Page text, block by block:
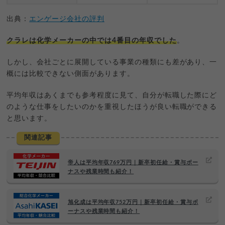
出典： エンゲージ会社の評判
クラレは化学メーカーの中では4番目の年収でした。
しかし、会社ごとに展開している事業の種類にも差があり、一
概には比較できない側面があります。
平均年収はあくまでも参考程度に見て、自分が転職した際にど
のような仕事をしたいのかを重視したほうが良い転職ができる
と思います。
関連記事
帝人は平均年収769万円｜新卒初任給・賞与ボー
ナスや残業時間も紹介！
旭化成は平均年収752万円｜新卒初任給・賞与ボ
ーナスや残業時間も紹介！